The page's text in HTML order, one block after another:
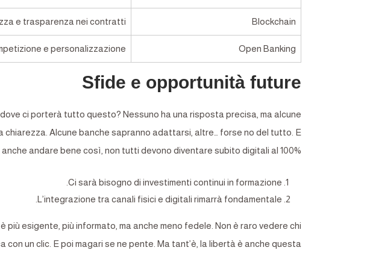
Blockchain
e trasparenza nei contratti
Open Banking
e personalizzazione
Sfide e opportunità future
ci porterà tutto questo? Nessuno ha una risposta precisa, ma alcune
chiarezza. Alcune banche sapranno adattarsi, altre… forse no del tutto. E
anche andare bene così, non tutti devono diventare subito digitali al 100%.
Ci sarà bisogno di investimenti continui in formazione.
L’integrazione tra canali fisici e digitali rimarrà fondamentale.
esigente, più informato, ma anche meno fedele. Non è raro vedere chi
con un clic. E poi magari se ne pente. Ma tant’è, la libertà è anche questa.